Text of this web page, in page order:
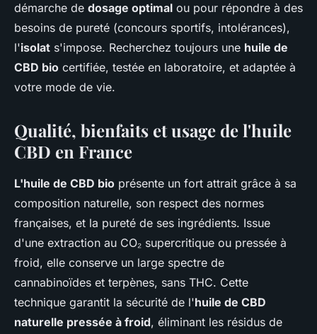
démarche de dosage optimal ou pour répondre à des
besoins de pureté (concours sportifs, intolérances),
l'isolat s'impose. Recherchez toujours une huile de
CBD bio certifiée, testée en laboratoire, et adaptée à
votre mode de vie.
Qualité, bienfaits et usage de l'huile
CBD en France
L'huile de CBD bio présente un fort attrait grâce à sa
composition naturelle, son respect des normes
françaises, et la pureté de ses ingrédients. Issue
d'une extraction au CO₂ supercritique ou pressée à
froid, elle conserve un large spectre de
cannabinoïdes et terpènes, sans THC. Cette
technique garantit la sécurité de l'huile de CBD
naturelle pressée à froid, éliminant les résidus de